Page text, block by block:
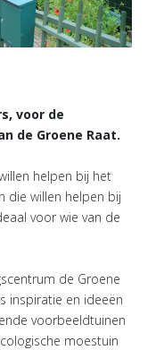
voor de
de Groene Raat.
helpen bij het
die willen helpen bij
voor wie van de
de Groene
inspiratie en ideeën
voorbeeldtuinen
moestuin